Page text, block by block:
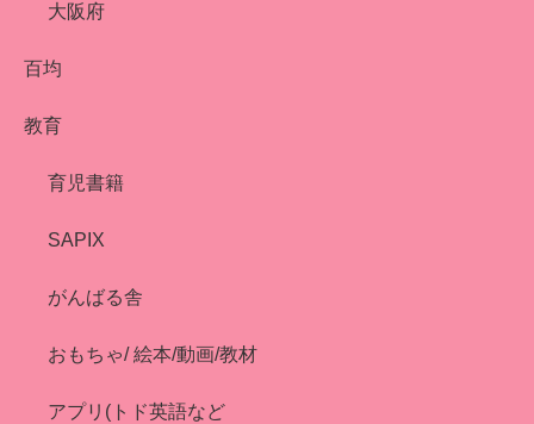
大阪府
百均
教育
育児書籍
SAPIX
がんばる舎
おもちゃ/ 絵本/動画/教材
アプリ(トド英語など